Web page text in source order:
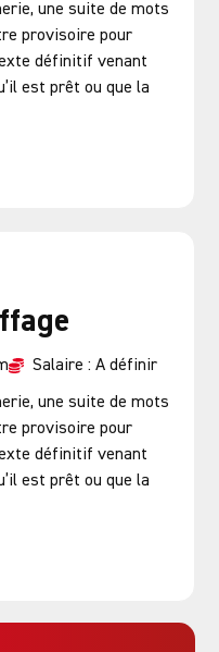
une suite de mots
provisoire pour
définitif venant
est prêt ou que la
Salaire : A définir
une suite de mots
provisoire pour
définitif venant
est prêt ou que la